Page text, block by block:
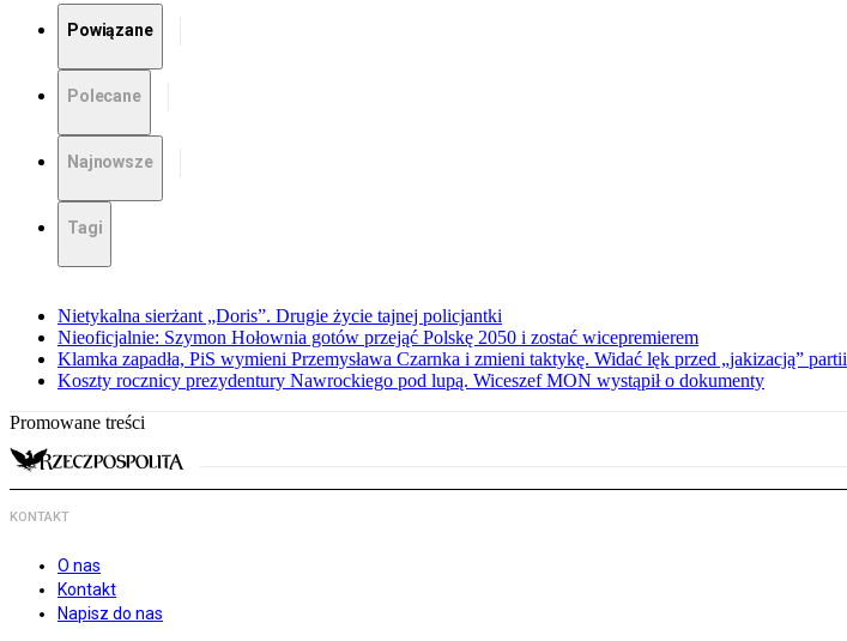
Powiązane
Polecane
Najnowsze
Tagi
Nietykalna sierżant „Doris”. Drugie życie tajnej policjantki
Nieoficjalnie: Szymon Hołownia gotów przejąć Polskę 2050 i zostać wicepremierem
Klamka zapadła, PiS wymieni Przemysława Czarnka i zmieni taktykę. Widać lęk przed „jakizacją” partii
Koszty rocznicy prezydentury Nawrockiego pod lupą. Wiceszef MON wystąpił o dokumenty
Promowane treści
KONTAKT
O nas
Kontakt
Napisz do nas